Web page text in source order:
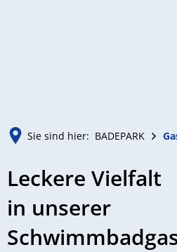
Sie sind hier: BADEPARK
Gastronomie
Leckere Vielfalt
in unserer